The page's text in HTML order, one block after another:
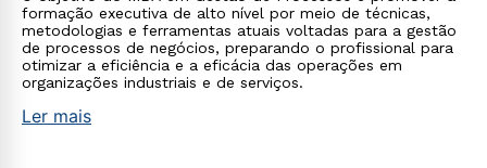
formação executiva de alto nível por meio de técnicas,
metodologias e ferramentas atuais voltadas para a gestão
de processos de negócios, preparando o profissional para
otimizar a eficiência e a eficácia das operações em
organizações industriais e de serviços.
Ler mais